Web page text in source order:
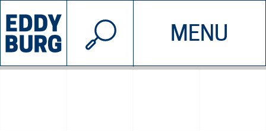
MENU
INIZIATIVE CHI SIAMO
© 2026 EDDYBURG